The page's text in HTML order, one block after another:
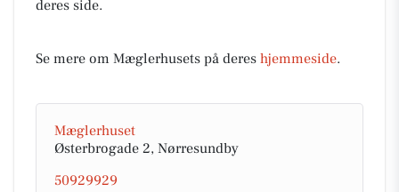
deres side.
Se mere om Mæglerhusets på deres hjemmeside.
Mæglerhuset
Østerbrogade 2, Nørresundby
50929929